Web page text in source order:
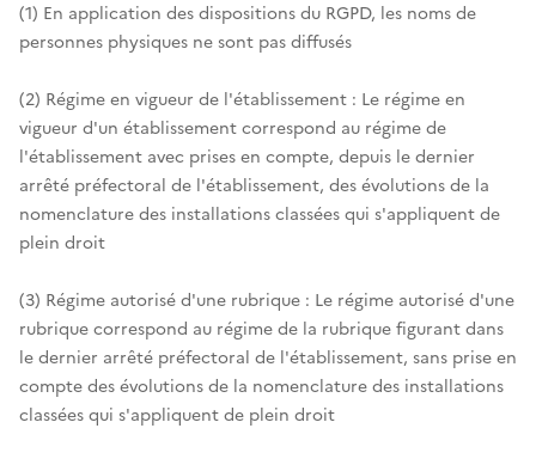
(1) En application des dispositions du RGPD, les noms de
personnes physiques ne sont pas diffusés
(2) Régime en vigueur de l'établissement : Le régime en
vigueur d'un établissement correspond au régime de
l'établissement avec prises en compte, depuis le dernier
arrêté préfectoral de l'établissement, des évolutions de la
nomenclature des installations classées qui s'appliquent de
plein droit
(3) Régime autorisé d'une rubrique : Le régime autorisé d'une
rubrique correspond au régime de la rubrique figurant dans
le dernier arrêté préfectoral de l'établissement, sans prise en
compte des évolutions de la nomenclature des installations
classées qui s'appliquent de plein droit